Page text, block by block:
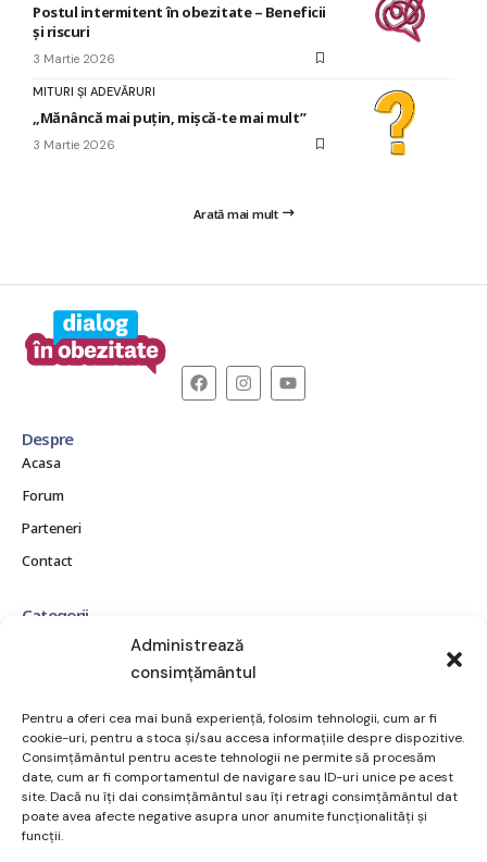
Administrează
consimțământul
Pentru a oferi cea mai bună experiență, folosim tehnologii, cum ar fi
cookie-uri, pentru a stoca și/sau accesa informațiile despre dispozitive.
Consimțământul pentru aceste tehnologii ne permite să procesăm
date, cum ar fi comportamentul de navigare sau ID-uri unice pe acest
site. Dacă nu îți dai consimțământul sau îți retragi consimțământul dat
poate avea afecte negative asupra unor anumite funcționalități și
funcții.
Postul intermitent în obezitate – Beneficii
și riscuri
3 Martie 2026
MITURI ȘI ADEVĂRURI
„Mănâncă mai puțin, mișcă-te mai mult”
3 Martie 2026
Arată mai mult
Despre
Acasa
Forum
Parteneri
Contact
Categorii
CE ESTE OBEZITATEA?
CONSECINȚE ȘI COMPLICAȚII
POVEȘTI REALE
RESURSE ȘI SUPORT
TRATAMENT ȘI OPȚIUNI
VIAȚA DE ZI CU ZI